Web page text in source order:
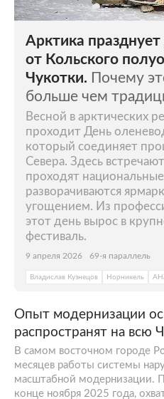
Арктика
от Кольского
Чукотки. Почему
больше чем
Весной в арктических
проходит День
который соединяет
Севера. Здесь
проходят национальные
разворачиваются
угощением. Из
этот день вырос в
фестиваль.
9 апреля 2026 69-я параллель
Владислав Кузнецов Норникель
Опыт модернизации
распространят на всю
В самом восточном городе
месяцев работы системы
масштабной модернизации.
конце ноября 2025 года,